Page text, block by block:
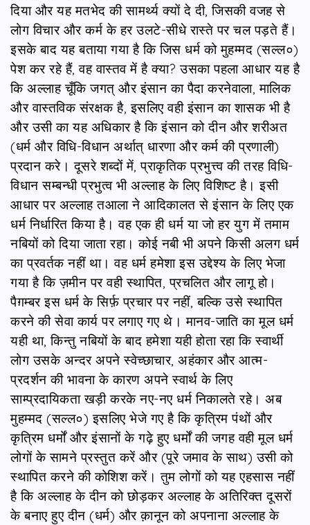
दिया और यह मतभेद की सामर्थ्य क्यों दे दी, जिसकी वजह से
लोग विचार और कर्म के हर उलटे-सीधे रास्ते पर चल पड़ते हैं।
इसके बाद यह बताया गया है कि जिस धर्म को मुहम्मद (सल्ल०)
पेश कर रहे हैं, वह वास्तव में है क्या? उसका पहला आधार यह है
कि अल्लाह चूँकि जगत् और इंसान का पैदा करनेवाला, मालिक
और वास्तविक संरक्षक है, इसलिए वही इंसान का शासक भी है
और उसी का यह अधिकार है कि इंसान को दीन और शरीअत
(धर्म और विधि-विधान अर्थात् धारणा और कर्म की प्रणाली)
प्रदान करे। दूसरे शब्दों में, प्राकृतिक प्रभुत्त्व की तरह विधि-
विधान सम्‍बन्‍धी प्रभुत्‍व भी अल्‍लाह के लिए विशिष्‍ट है। इसी
आधार पर अल्‍लाह तआला ने आदिकालत से इंसान के लिए एक
धर्म निर्धारित किया है। वह एक ही धर्म या जो हर युग में तमाम
नबियों को दिया जाता रहा। कोई नबी भी अपने किसी अलग धर्म
का प्रवर्तक नहीं था। वह धर्म हमेशा इस उद्देश्य के लिए भेजा
गया है कि ज़मीन पर वही स्थापित, प्रचलित और लागू हो।
पैग़म्‍बर इस धर्म के सिर्फ़ प्रचार पर नहीं, बल्कि उसे स्थापित
करने की सेवा कार्य पर लगाए गए थे। मानव-जाति का मूल धर्म
यही था, किन्‍तु नबियों के बाद हमेशा यही होता रहा कि स्‍वार्थी
लोग उसके अन्‍दर अपने स्‍वेच्‍छाचार, अहंकार और आत्‍म-
प्रदर्शन की भावना के कारण अपने स्‍वार्थ के लिए
साम्प्रदायिकता खड़ी करके नए-नए धर्म निकालते रहे। अब
मुहम्मद (सल्ल०) इसलिए भेजे गए है कि कृत्रिम पंथों और
कृत्रिम धर्मों और इंसानों के गढ़े हुए धर्मों की जगह वही मूल धर्म
लोगों के सामने प्रस्तुत करें और (पूरे जमाव के साथ) उसी को
स्थापित करने की कोशिश करें। तुम लोगों को यह एहसास नहीं
है कि अल्लाह के दीन को छोड़कर अल्लाह के अतिरिक्त दूसरों
के बनाए हुए दीन (धर्म) और क़ानून को अपनाना अल्‍लाह के